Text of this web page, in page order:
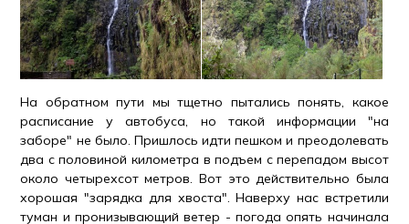
На обратном пути мы тщетно пытались понять, какое
расписание у автобуса, но такой информации "на
заборе" не было. Пришлось идти пешком и преодолевать
два с половиной километра в подъем с перепадом высот
около четырехсот метров. Вот это действительно была
хорошая "зарядка для хвоста". Наверху нас встретили
туман и пронизывающий ветер - погода опять начинала